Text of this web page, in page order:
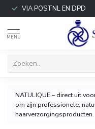
VIA POSTNL EN DPD
MENU
NATULIQUE – direct uit
om zijn professionele,
haarverzorgingsproducten.